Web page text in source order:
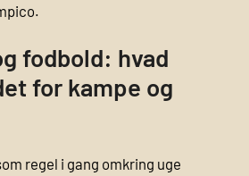
fodbold: hvad
for kampe og
regel i gang omkring uge